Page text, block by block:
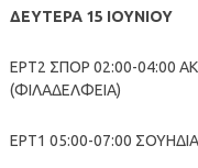
ΔΕΥΤΕΡΑ 15 ΙΟΥΝΙΟΥ
ΕΡΤ2 ΣΠΟΡ 02:00-04:00
(ΦΙΛΑΔΕΛΦΕΙΑ)
ΕΡΤ1 05:00-07:00